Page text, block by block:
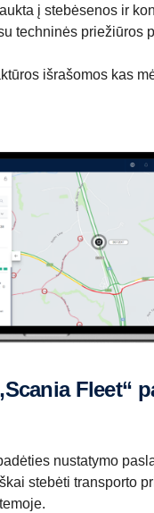
į stebėsenos ir
techninės priežiūros
išrašomos kas
nustatymo
stebėti transporto